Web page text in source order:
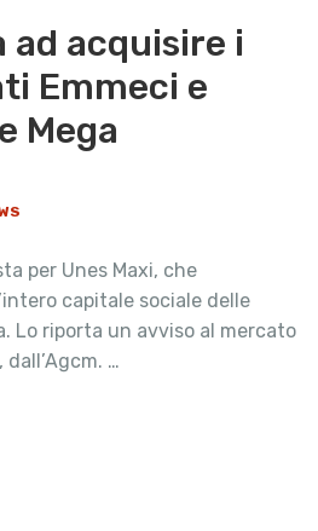
ad acquisire i
Emmeci e
Mega
per Unes Maxi, che
capitale sociale delle
Lo riporta un avviso al mercato
…